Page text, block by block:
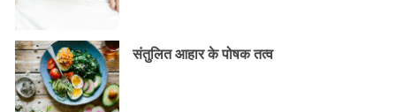
संतुलित आहार के पोषक तत्व